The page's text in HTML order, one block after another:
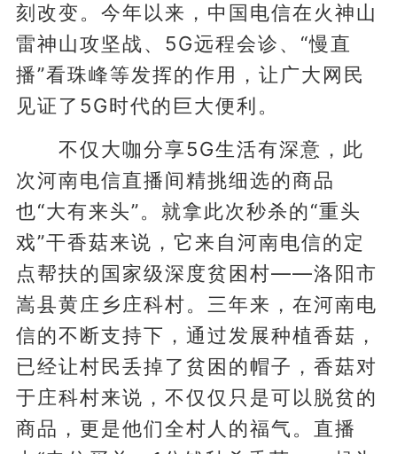
刻改变。今年以来，中国电信在火神山
雷神山攻坚战、5G远程会诊、“慢直
播”看珠峰等发挥的作用，让广大网民
见证了5G时代的巨大便利。
不仅大咖分享5G生活有深意，此
次河南电信直播间精挑细选的商品
也“大有来头”。就拿此次秒杀的“重头
戏”干香菇来说，它来自河南电信的定
点帮扶的国家级深度贫困村——洛阳市
嵩县黄庄乡庄科村。三年来，在河南电
信的不断支持下，通过发展种植香菇，
已经让村民丢掉了贫困的帽子，香菇对
于庄科村来说，不仅仅只是可以脱贫的
商品，更是他们全村人的福气。直播